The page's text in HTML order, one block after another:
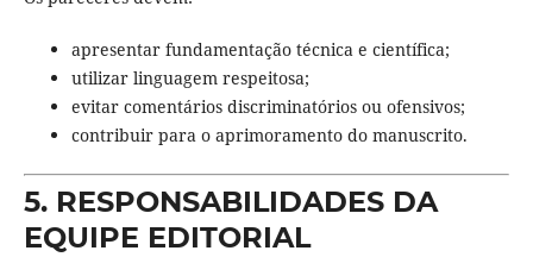
apresentar fundamentação técnica e científica;
utilizar linguagem respeitosa;
evitar comentários discriminatórios ou ofensivos;
contribuir para o aprimoramento do manuscrito.
5. RESPONSABILIDADES DA
EQUIPE EDITORIAL